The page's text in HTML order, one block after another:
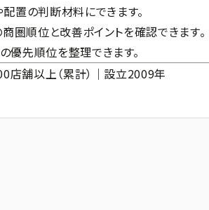
配置の判断材料にできます。
圏順位と改善ポイントを確認できます。
優先順位を整理できます。
舗以上（累計）｜設立2009年